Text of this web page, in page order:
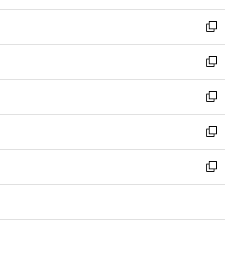
開
く
ウ
で
開
く
ン
ド
ウ
で
開
く
ウ
ィ
ン
ド
ウ
で
開
く
新
し
い
ウ
ィ
ン
ド
ウ
で
開
新
し
い
ウ
ィ
ン
ド
ウ
開
新
し
い
ウ
ィ
ン
ウ
新
し
い
ウ
ン
新
し
ウ